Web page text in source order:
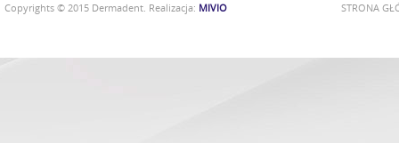
STRONA
Copyrights © 2015 Dermadent. Realizacja: MIVIO